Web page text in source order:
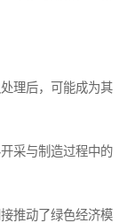
理后，可能成为其
采与制造过程中的
推动了绿色经济模